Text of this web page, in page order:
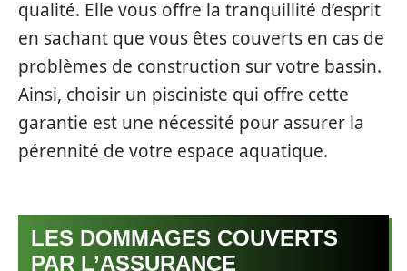
qualité. Elle vous offre la tranquillité d’esprit
en sachant que vous êtes couverts en cas de
problèmes de construction sur votre bassin.
Ainsi, choisir un pisciniste qui offre cette
garantie est une nécessité pour assurer la
pérennité de votre espace aquatique.
LES DOMMAGES COUVERTS
PAR L’ASSURANCE